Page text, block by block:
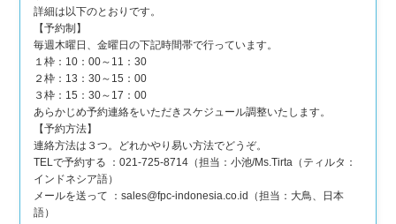
詳細は以下のとおりです。
【予約制】
毎週木曜日、金曜日の下記時間帯で行っています。
１枠：10：00～11：30
２枠：13：30～15：00
３枠：15：30～17：00
あらかじめ予約連絡をいただきスケジュール調整いたします。
【予約方法】
連絡方法は３つ。どれかやり易い方法でどうぞ。
TELで予約する ：021-725-8714（担当：小池/Ms.Tirta（ティルタ：
インドネシア語）
メールを送って ：sales@fpc-indonesia.co.id（担当：大鳥、日本
語）